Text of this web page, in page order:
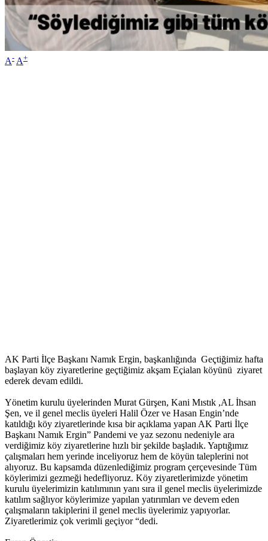
A- A+
AK Parti İlçe Başkanı Namık Ergin, başkanlığında Geçtiğimiz hafta
başlayan köy ziyaretlerine geçtiğimiz akşam Eçialan köyünü ziyaret
ederek devam edildi.
Yönetim kurulu üyelerinden Murat Gürşen, Kani Mıstık ,AL İhsan
Şen, ve il genel meclis üyeleri Halil Özer ve Hasan Engin’nde
katıldığı köy ziyaretlerinde kısa bir açıklama yapan AK Parti İlçe
Başkanı Namık Ergin” Pandemi ve yaz sezonu nedeniyle ara
verdiğimiz köy ziyaretlerine hızlı bir şekilde başladık. Yaptığımız
çalışmaları hem yerinde inceliyoruz hem de köyün taleplerini not
alıyoruz. Bu kapsamda düzenlediğimiz program çerçevesinde Tüm
köylerimizi gezmeği hedefliyoruz. Köy ziyaretlerimizde yönetim
kurulu üyelerimizin katılımının yanı sıra il genel meclis üyelerimizde
katılım sağlıyor köylerimize yapılan yatırımları ve devem eden
çalışmaların takiplerini il genel meclis üyelerimiz yapıyorlar.
Ziyaretlerimiz çok verimli geçiyor “dedi.